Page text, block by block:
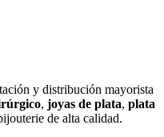
y distribución mayorista
, joyas de plata, plata
de alta calidad.